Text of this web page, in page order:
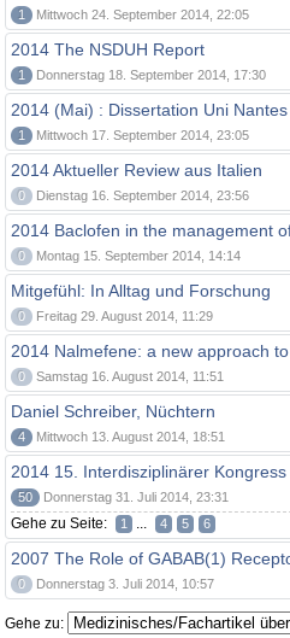
1 Mittwoch 24. September 2014, 22:05
2014 The NSDUH Report
1 Donnerstag 18. September 2014, 17:30
2014 (Mai) : Dissertation Uni Nantes
1 Mittwoch 17. September 2014, 23:05
2014 Aktueller Review aus Italien
0 Dienstag 16. September 2014, 23:56
2014 Baclofen in the management
0 Montag 15. September 2014, 14:14
Mitgefühl: In Alltag und Forschung
0 Freitag 29. August 2014, 11:29
2014 Nalmefene: a new approach to
0 Samstag 16. August 2014, 11:51
Daniel Schreiber, Nüchtern
4 Mittwoch 13. August 2014, 18:51
2014 15. Interdisziplinärer
50 Donnerstag 31. Juli 2014, 23:31
Gehe zu Seite: 1 ... 4 5 6
2007 The Role of GABAB(1)
0 Donnerstag 3. Juli 2014, 10:57
Gehe zu: